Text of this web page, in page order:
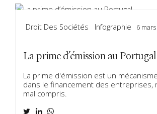
Droit Des Sociétés Infographie 6
La prime d’émission au Portugal
La prime d'émission est un
dans le financement des entreprises,
mal compris.